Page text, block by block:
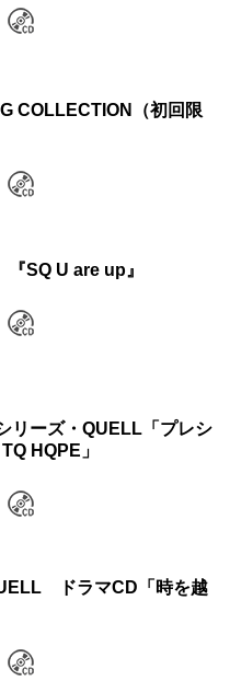
COLLECTION（初回限
SQ U are up』
リーズ・QUELL「プレシ
HQPE」
ドラマCD「時を越